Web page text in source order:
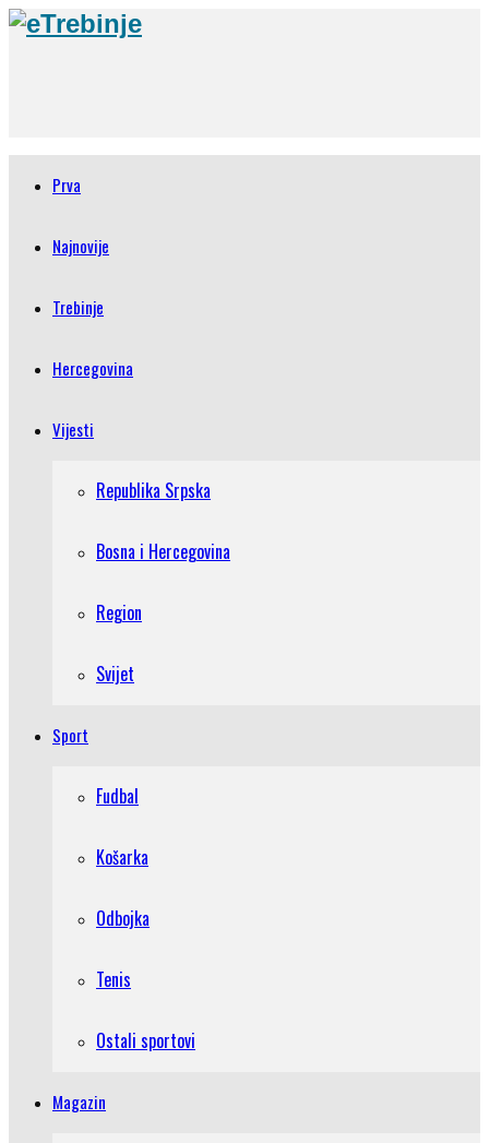
Prva
Najnovije
Trebinje
Hercegovina
Vijesti
Republika Srpska
Bosna i Hercegovina
Region
Svijet
Sport
Fudbal
Košarka
Odbojka
Tenis
Ostali sportovi
Magazin